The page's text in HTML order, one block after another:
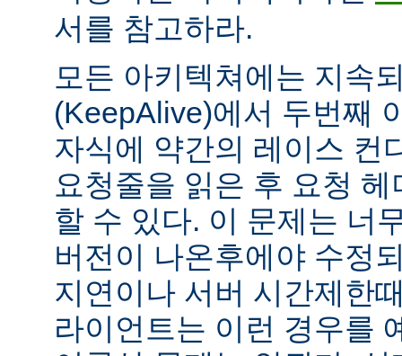
서를 참고하라.
모든 아키텍쳐에는 지속
(KeepAlive)에서 두번째
자식에 약간의 레이스 컨
요청줄을 읽은 후 요청
할 수 있다. 이 문제는 너
버전이 나온후에야 수정
지연이나 서버 시간제한
라이언트는 이런 경우를